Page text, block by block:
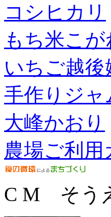
コシヒカリ
もち米こが
いちご越後
手作りジャ
大峰かおり
農場ご利用
C M そう